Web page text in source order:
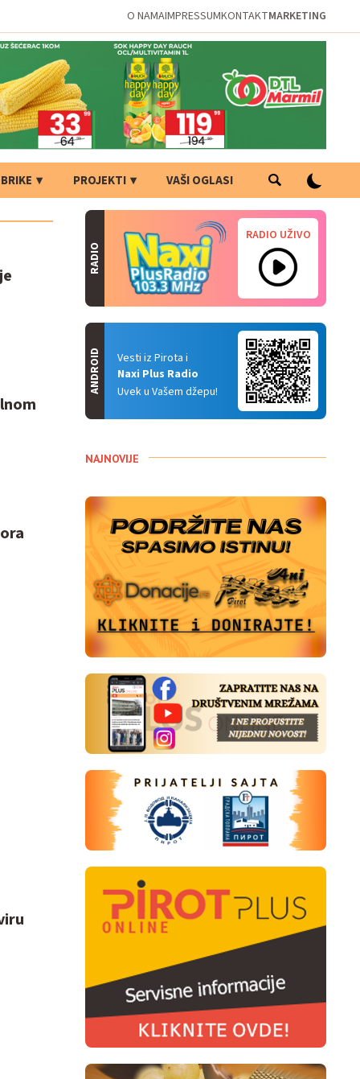
O NAMAIMPRESSUMKONTAKTMARKETING
PROJEKTI VAŠI OGLASI
RADIO
RADIO UŽIVO
Vesti iz Pirota i
Naxi Plus Radio
Uvek u Vašem džepu!
ANDROID
NAJNOVIJE